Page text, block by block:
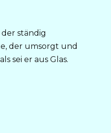
ständig
der umsorgt und
sei er aus Glas.